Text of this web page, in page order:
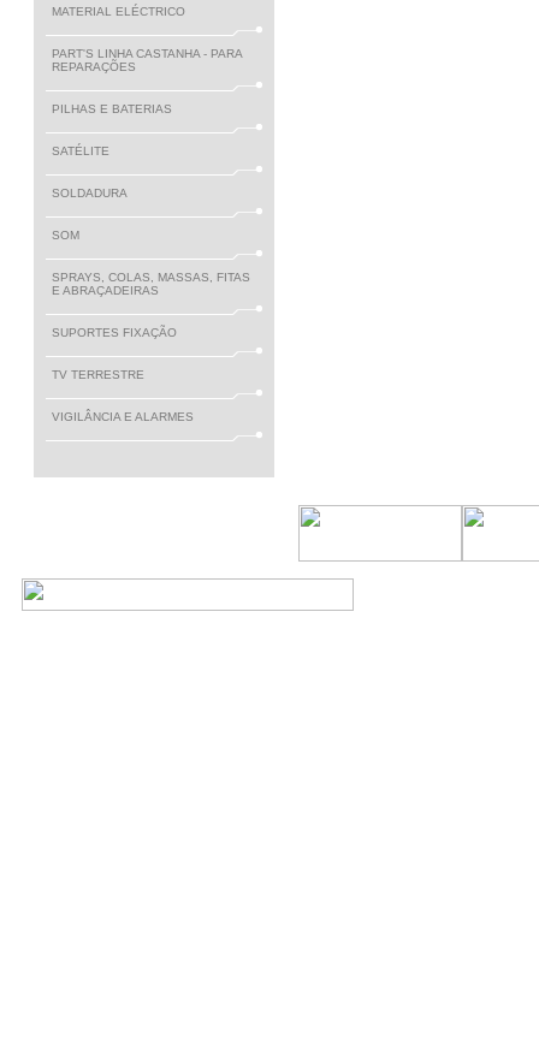
MATERIAL ELÉCTRICO
PART'S LINHA CASTANHA - PARA
REPARAÇÕES
PILHAS E BATERIAS
SATÉLITE
SOLDADURA
SOM
SPRAYS, COLAS, MASSAS, FITAS
E ABRAÇADEIRAS
SUPORTES FIXAÇÃO
TV TERRESTRE
VIGILÂNCIA E ALARMES